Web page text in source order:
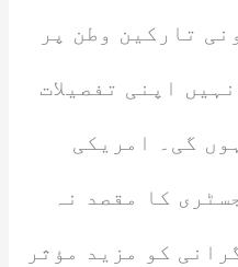
تارکین وطن پر
اپنی تفصیلات
گی۔ امریکی
کا مقصد نہ
کو مزید مؤثر